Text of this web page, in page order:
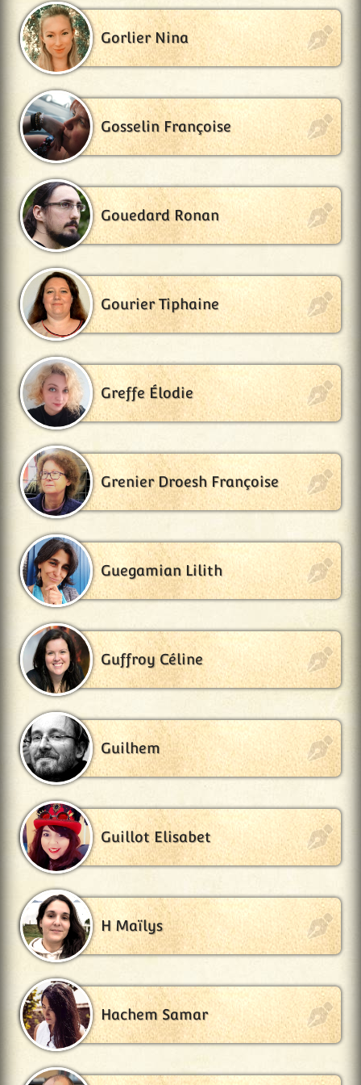
Gorlier Nina
Gosselin Françoise
Gouedard Ronan
Gourier Tiphaine
Greffe Élodie
Grenier Droesh Françoise
Guegamian Lilith
Guffroy Céline
Guilhem
Guillot Elisabet
H Maïlys
Hachem Samar